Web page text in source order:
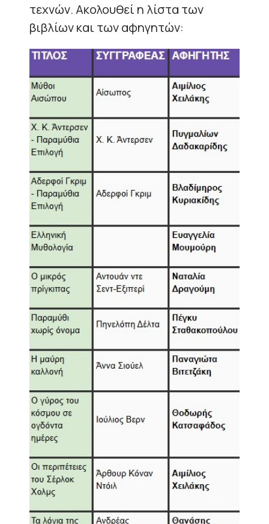
τεχνών. Ακολουθεί η λίστα των
βιβλίων και των αφηγητών: